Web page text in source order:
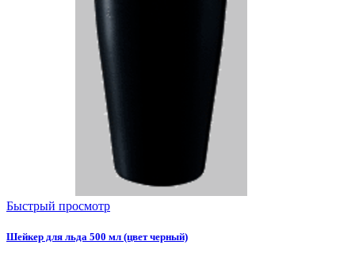
Быстрый просмотр
Шейкер для льда 500 мл (цвет черный)